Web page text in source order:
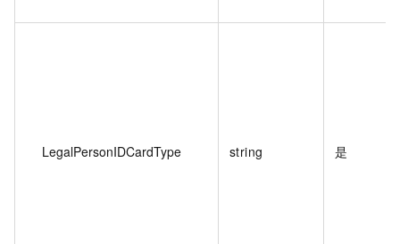
LegalPersonIDCardType string 是